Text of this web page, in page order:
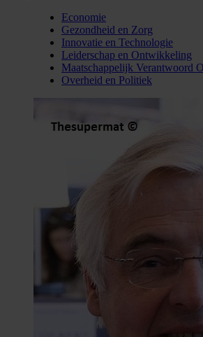
Economie
Gezondheid en Zorg
Innovatie en Technologie
Leiderschap en Ontwikkeling
Maatschappelijk Verantwoord
Overheid en Politiek